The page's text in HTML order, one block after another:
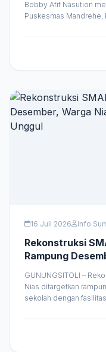
Bobby Afif Nasution
Puskesmas Mandrehe,
ketersediaan tenaga
16 Juli 2026 Info
Rekonstruksi
Rampung
GUNUNGSITOLI –
Nias ditargetkan
sekolah dengan
tersebut dimulai pada